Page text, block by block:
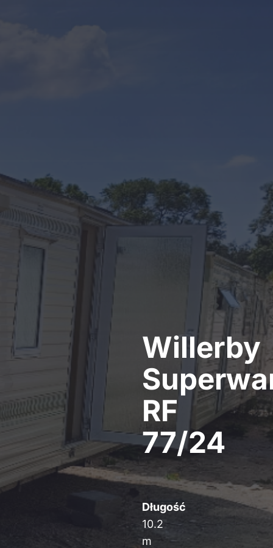
Willerby
RF
77/24
Długość
10.2
m